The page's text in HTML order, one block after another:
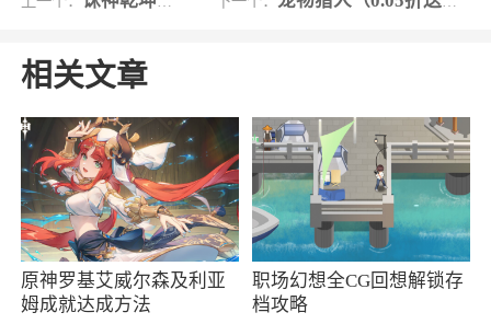
2、传统泡泡龙是不是打腻了? 来个更过瘾的
注重“摘葡萄”的功力。利用手中的泡泡，如何消
除相连数量少的同色泡泡，打造出其他同色泡泡
相连的“大葡萄”呢? 相信聪明的你立刻就会品尝到
采摘成串泡泡的乐趣，游戏中还充分提供了各种
有趣的小道具，让你更加轻松感受电锯，弹簧，
炸弹的乐趣~
相关文章
原神罗基艾威尔森及利亚
姆成就达成方法
职场幻想全CG回想解锁存
档攻略